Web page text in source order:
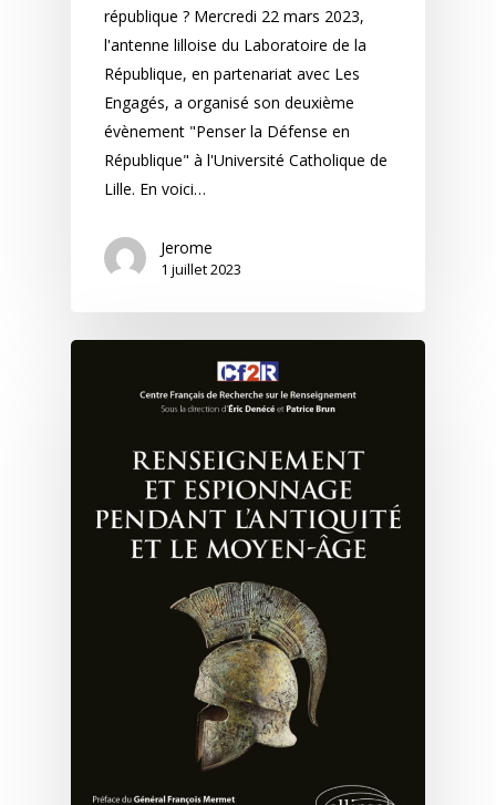
république ? Mercredi 22 mars 2023,
l'antenne lilloise du Laboratoire de la
République, en partenariat avec Les
Engagés, a organisé son deuxième
évènement "Penser la Défense en
République" à l'Université Catholique de
Lille. En voici…
Jerome
1 juillet 2023